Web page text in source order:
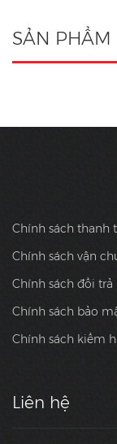
SẢN PHẨM
Chính sách thanh
Chính sách vận
Chính sách đổi trả
Chính sách bảo
Chính sách kiểm
Liên hệ